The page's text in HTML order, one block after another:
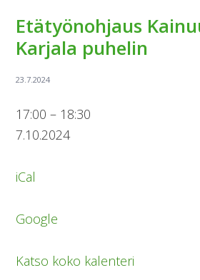
Etätyönohjaus
Karjala puhelin
Etätyönohjaus
Kainuu
Pohjois-
puhelin
17:00 – 18:30
7.10.2024
iCal
Google
Katso koko kalenteri